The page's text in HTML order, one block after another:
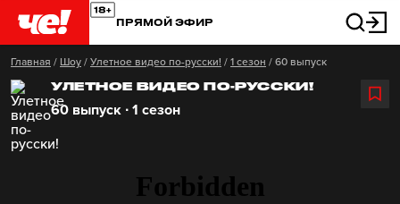
ПРЯМОЙ ЭФИР
Главная / Шоу / Улетное видео по-русски! / 1 сезон / 60 выпуск
УЛЕТНОЕ ВИДЕО ПО-РУССКИ!
60 выпуск ∙ 1 сезон